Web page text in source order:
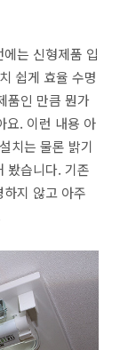
는 신형제품 입
쉽게 효율 수명
품인 만큼 뭔가
요. 이런 내용 아
치는 물론 밝기
봤습니다. 기존
지 않고 아주